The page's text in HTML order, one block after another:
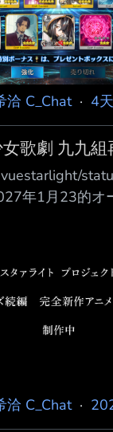
絲啦 發錢50P
media/G-
洽 C_Chat· 4
歌劇 九九組
年1月23的オ
watch?
media/G-
洽 C_Chat·